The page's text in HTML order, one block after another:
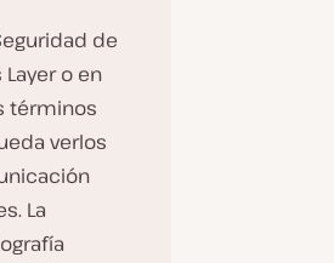
de
o en
términos
verlos
La